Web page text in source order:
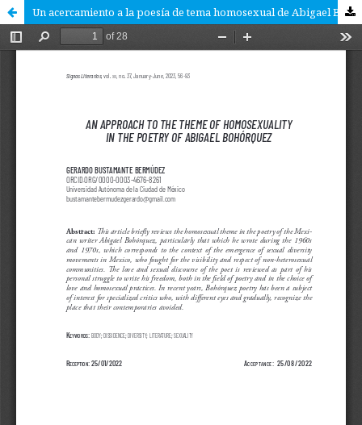
Un acercamiento a la poesía de tema homosexual de Abigael Bohórquez